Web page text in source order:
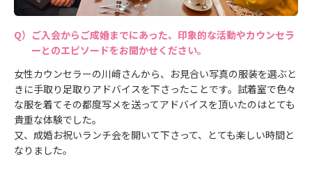
ご入会からご成婚までにあった、印象的な活動やカウンセラ
ーとのエピソードをお聞かせください。
女性カウンセラーの川﨑さんから、お見合い写真の服装を選ぶと
きに手取り足取りアドバイスを下さったことです。試着室で色々
な服を着てその都度写メを送ってアドバイスを頂いたのはとても
貴重な体験でした。
又、成婚お祝いランチ会を開いて下さって、とても楽しい時間と
なりました。